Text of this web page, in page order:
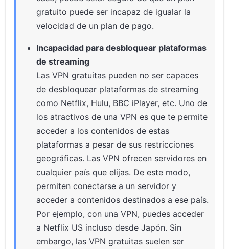
gratuito puede ser incapaz de igualar la
velocidad de un plan de pago.
Incapacidad para desbloquear plataformas
de streaming
Las VPN gratuitas pueden no ser capaces
de desbloquear plataformas de streaming
como Netflix, Hulu, BBC iPlayer, etc. Uno de
los atractivos de una VPN es que te permite
acceder a los contenidos de estas
plataformas a pesar de sus restricciones
geográficas. Las VPN ofrecen servidores en
cualquier país que elijas. De este modo,
permiten conectarse a un servidor y
acceder a contenidos destinados a ese país.
Por ejemplo, con una VPN, puedes acceder
a Netflix US incluso desde Japón. Sin
embargo, las VPN gratuitas suelen ser